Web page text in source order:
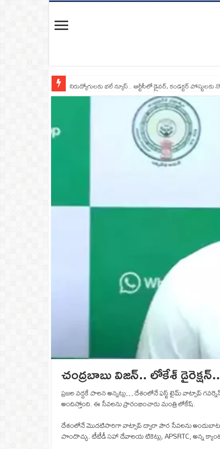
నిరుద్యోగులకు భలే న్యూస్.. ఆర్టీసీలో డ్రైవర్, కండక్టర్‌
చంద్రబాబు విజన్.. లోకేశ్
ప్రజల వద్దకే పాలన అన్నట్లు… దేశంలోనే ఫస్ట్‌ టైమ్‌ వాట్సాప్‌
అందిస్తోంది. ఈ సేవలను ప్రారంభించారు మంత్రి లోకేష్.
దేశంలోనే మొదటిసారిగా వాట్సాప్ ద్వారా పౌర సేవలను అందుబాటులోకి
పొందొచ్చు. టీటీడీ సహా దేవాలయ టికెట్లు, APSRTC, అన్న